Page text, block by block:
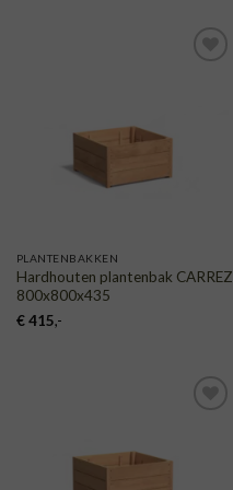
PLANTENBAKKEN
Hardhouten plantenbak CARREZ
800x800x435
€415,-
VERLANGLIJST